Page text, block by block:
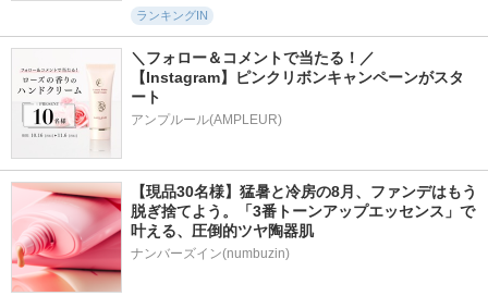
ランキングIN
＼フォロー＆コメントで当たる！／
【Instagram】ピンクリボンキャンペーンがスタ
ート
アンプルール(AMPLEUR)
【現品30名様】猛暑と冷房の8月、ファンデはもう
脱ぎ捨てよう。「3番トーンアップエッセンス」で
叶える、圧倒的ツヤ陶器肌
ナンバーズイン(numbuzin)